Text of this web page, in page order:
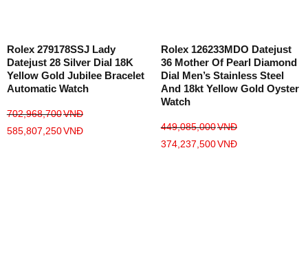
Rolex 279178SSJ Lady
Datejust 28 Silver Dial 18K
Yellow Gold Jubilee Bracelet
Automatic Watch
702,968,700VNĐ
585,807,250VNĐ
Rolex 126233MDO Datejust
36 Mother Of Pearl Diamond
Dial Men’s Stainless Steel
And 18kt Yellow Gold Oyster
Watch
449,085,000VNĐ
374,237,500VNĐ